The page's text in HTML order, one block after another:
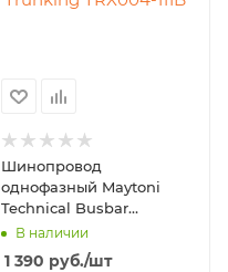
Шинопровод
однофазный Maytoni
Technical Busbar
Trunking TRX004-111B
В наличии
1 390 руб./шт